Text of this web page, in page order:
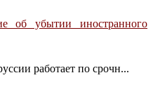
об убытии иностранного
работает по срочн...